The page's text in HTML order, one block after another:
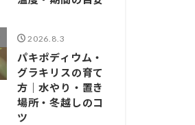
2026.8.3
パキポディウム・
グラキリスの育て
方｜水やり・置き
場所・冬越しのコ
ツ